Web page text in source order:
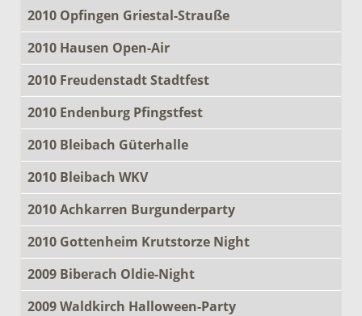
2010 Opfingen Griestal-Strauße
2010 Hausen Open-Air
2010 Freudenstadt Stadtfest
2010 Endenburg Pfingstfest
2010 Bleibach Güterhalle
2010 Bleibach WKV
2010 Achkarren Burgunderparty
2010 Gottenheim Krutstorze Night
2009 Biberach Oldie-Night
2009 Waldkirch Halloween-Party